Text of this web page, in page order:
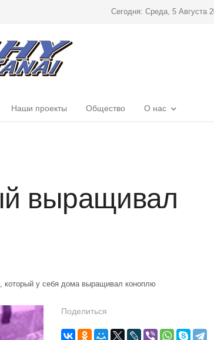
Сегодня: Среда, 5 Августа
Наши проекты Общество О нас
выращивал
который у себя дома выращивал коноплю
Поделиться